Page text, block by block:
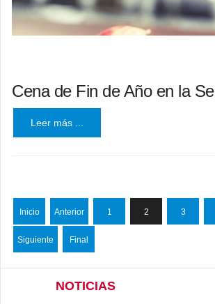
Cena de Fin de Año en la
Leer más ...
Inicio Anterior 1 2 3
Siguiente Final
NOTICIAS